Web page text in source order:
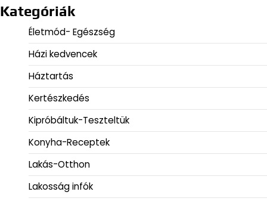
Kategóriák
Életmód- Egészség
Házi kedvencek
Háztartás
Kertészkedés
Kipróbáltuk-Teszteltük
Konyha-Receptek
Lakás-Otthon
Lakosság infók